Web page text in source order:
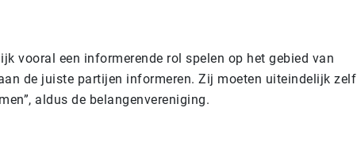
vooral een informerende rol spelen op het gebied van
de juiste partijen informeren. Zij moeten uiteindelijk zelf
aldus de belangenvereniging.